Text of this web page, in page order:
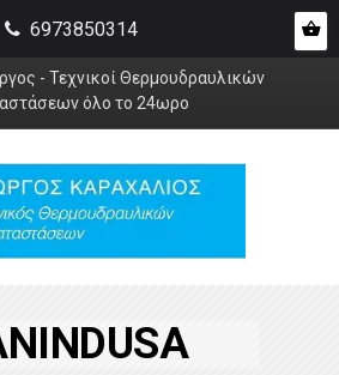
- Τεχνικοί Θερμουδραυλικών
όλο το 24ωρο
6973850314